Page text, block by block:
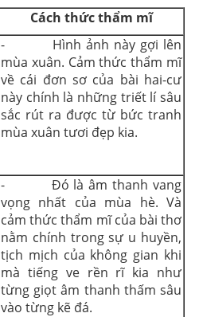
Cách thức thẩm mĩ
- Hình ảnh này gợi lên
mùa xuân. Cảm thức thẩm mĩ
về cái đơn sơ của bài hai-cư
này chính là những triết lí sâu
sắc rút ra được từ bức tranh
mùa xuân tươi đẹp kia.
- Đó là âm thanh vang
vọng nhất của mùa hè. Và
cảm thức thẩm mĩ của bài thơ
nằm chính trong sự u huyền,
tịch mịch của không gian khi
mà tiếng ve rền rĩ kia như
từng giọt âm thanh thấm sâu
vào từng kẽ đá.